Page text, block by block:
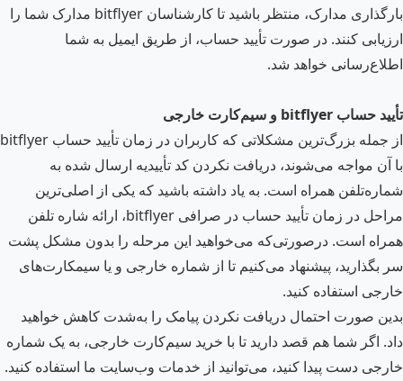
بارگذاری مدارک، منتظر باشید تا کارشناسان bitflyer مدارک شما را
ارزیابی کنند. در صورت تأیید حساب، از طریق ایمیل به شما
اطلاع‌رسانی خواهد شد.
تأیید حساب bitflyer و سیم‌کارت خارجی
از جمله بزرگ‌ترین مشکلاتی که کاربران در زمان تأیید حساب bitflyer
با آن مواجه می‌شوند، دریافت نکردن کد تأییدیه ارسال شده به
شماره‌تلفن همراه است. به یاد داشته باشید که یکی از اصلی‌ترین
مراحل در زمان تأیید حساب در صرافی bitflyer، ارائه شاره تلفن
همراه است. درصورتی‌که می‌خواهید این مرحله را بدون مشکل پشت
سر بگذارید، پیشنهاد می‌کنیم تا از شماره‌ خارجی و یا سیمکارت‌های
خارجی استفاده کنید.
بدین صورت احتمال دریافت نکردن پیامک را به‌شدت کاهش خواهید
داد. اگر شما هم قصد دارید تا با خرید سیم‌کارت خارجی، به یک شماره
خارجی دست پیدا کنید، می‌توانید از خدمات وب‌سایت ما استفاده کنید.